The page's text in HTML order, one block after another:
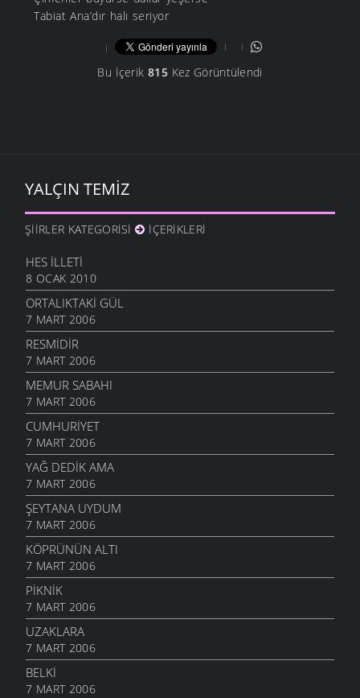
Tabiat Ana’dır halı seriyor
Bu İçerik 815Kez Görüntülendi
YALÇIN TEMIZ
ŞIIRLER KATEGORISI İÇERIKLERI
HES İLLETI
8 OCAK 2010
ORTALIKTAKI GÜL
7 MART 2006
RESMIDIR
7 MART 2006
MEMUR SABAHI
7 MART 2006
CUMHURIYET
7 MART 2006
YAĞ DEDIK AMA
7 MART 2006
ŞEYTANA UYDUM
7 MART 2006
KÖPRÜNÜN ALTI
7 MART 2006
PIKNIK
7 MART 2006
UZAKLARA
7 MART 2006
BELKI
7 MART 2006